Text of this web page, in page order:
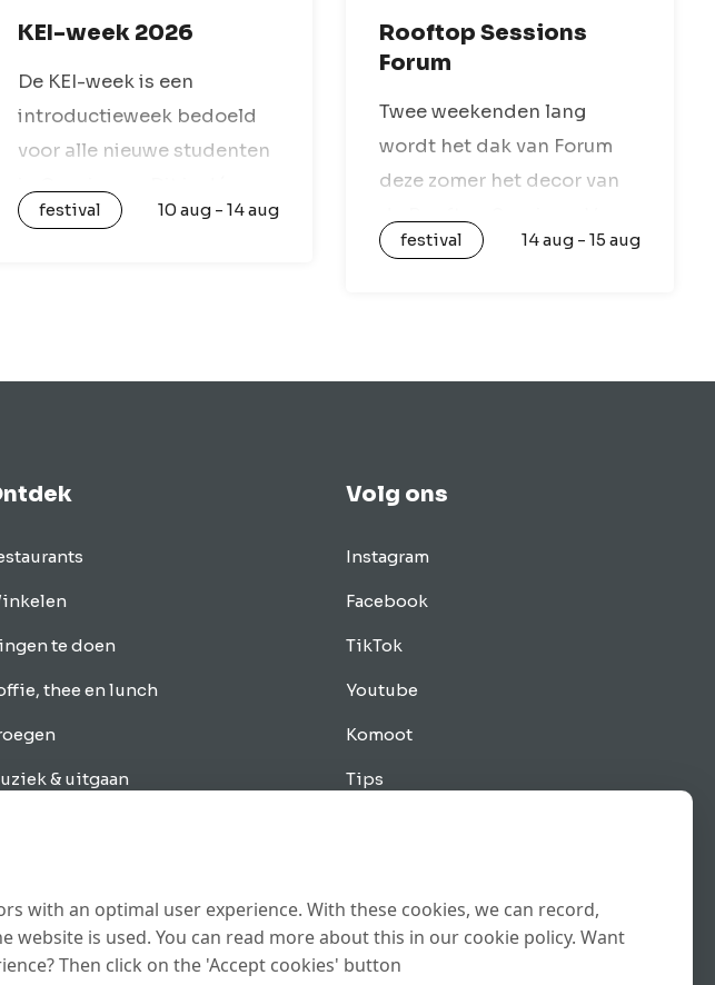
KEI-week 2026
De KEI-week is een
introductieweek bedoeld
voor alle nieuwe studenten
in Groningen. Dit is dé
week waarin Groningen
festival 10 aug - 14 aug
Rooftop Sessions
Forum
Twee weekenden lang
wordt het dak van Forum
deze zomer het decor van
de Rooftop Sessions. Van
de voor-avond tot aan de
festival 14 aug - 15 aug
te doen
thee en lunch
& uitgaan
Volg ons
Instagram
Facebook
TikTok
Youtube
Komoot
Tips
with an optimal user experience. With these cookies, we can record,
website is used. You can read more about this in our cookie policy. Want
Then click on the 'Accept cookies' button